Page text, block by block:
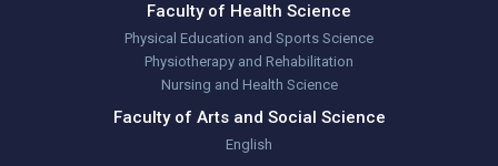
Faculty of Health Science
Physical Education and Sports Science
Physiotherapy and Rehabilitation
Nursing and Health Science
Faculty of Arts and Social Science
English